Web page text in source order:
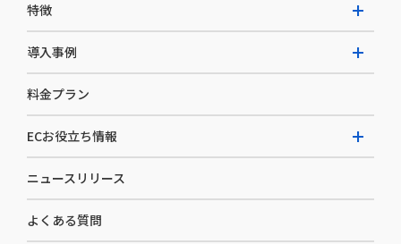
W2 Commerce BtoB
W2 Commerce Asia
AI buddy
EC運用構築支援・運用支援
カスタマーサクセス
セキュリティ
デザイン制作
コンサルティング
特徴
選ばれる理由
開発体制
導入事例
導入企業一覧
料金プラン
ECお役立ち情報
お役立ち資料
ニュースリリース
よくある質問